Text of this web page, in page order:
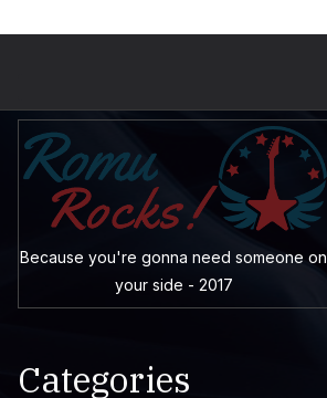
Because you're gonna need someone on
your side - 2017
Categories